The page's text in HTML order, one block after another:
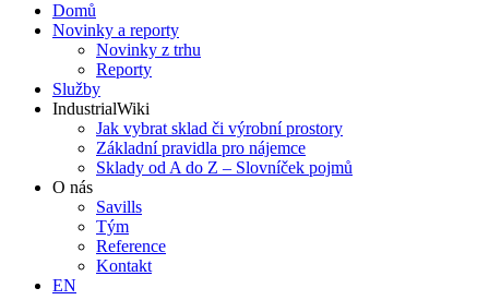
Domů
Novinky a reporty
Novinky z trhu
Reporty
Služby
IndustrialWiki
Jak vybrat sklad či výrobní prostory
Základní pravidla pro nájemce
Sklady od A do Z – Slovníček pojmů
O nás
Savills
Tým
Reference
Kontakt​
EN